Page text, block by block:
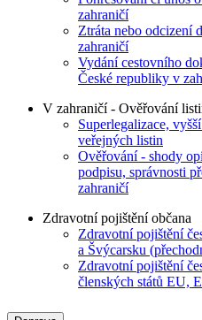
zahraničí
Ztráta nebo odcizení
zahraničí
Vydání cestovního
České republiky v
V zahraničí - Ověřování
Superlegalizace,
veřejných listin
Ověřování - shody
podpisu, správnosti
zahraničí
Zdravotní pojištění občana
Zdravotní pojištění
a Švýcarsku
Zdravotní pojištění
členských států EU,